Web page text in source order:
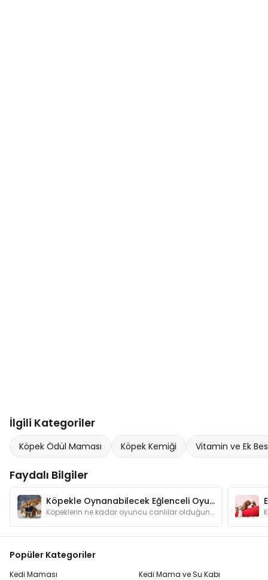
İlgili Kategoriler
Köpek Ödül Maması Köpek Kemiği Vitamin ve Ek
Faydalı Bilgiler
Köpekle Oynanabilecek Eğlenceli Oyunlar
Köpeklerin ne kadar oyuncu canlılar olduğunu anlatmamıza gerek var mı? Oyunlar hem köpeğinizin zeka gelişimine katkı sağlar hem de onu mutlu eder.
Popüler Kategoriler
Kedi Maması
Kedi Mama ve Su Kabı